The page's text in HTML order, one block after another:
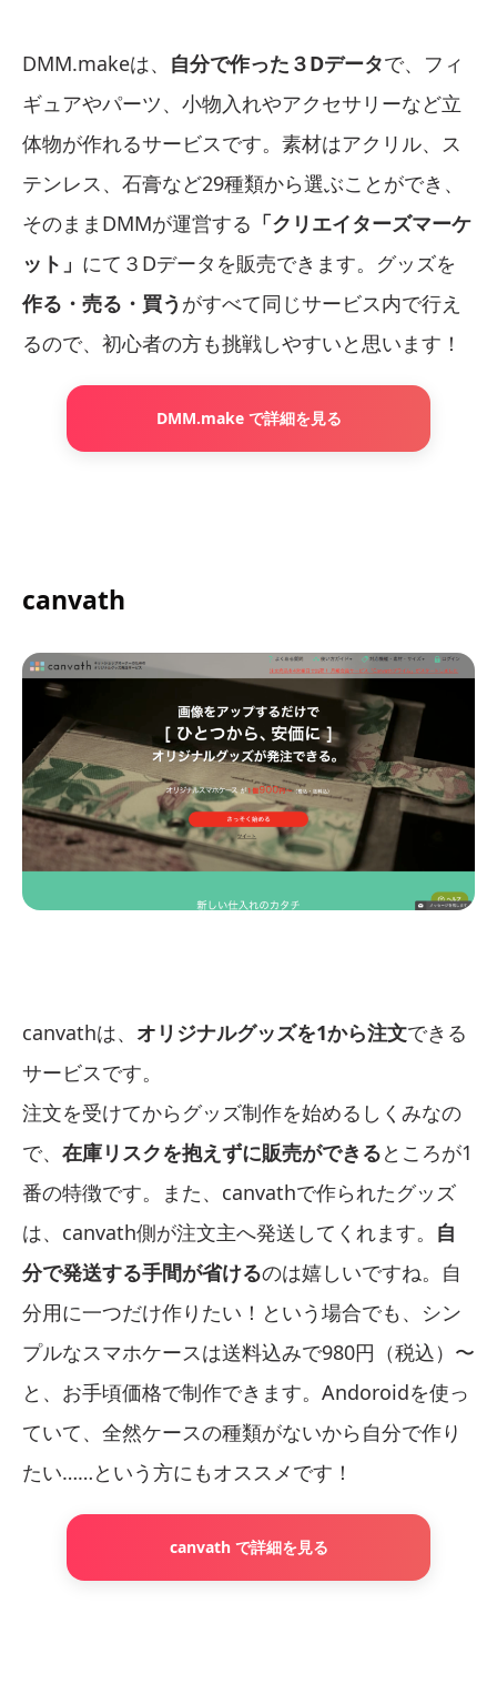
DMM.makeは、 自分で作った３Dデータで、フィ
ギュアやパーツ、小物入れやアクセサリーなど立
体物が作れるサービスです。素材はアクリル、ス
テンレス、石膏など29種類から選ぶことができ、
そのままDMMが運営する 「クリエイターズマーケ
ット」 にて３Dデータを販売できます。グッズを
作る・売る・買う がすべて同じサービス内で行え
るので、初心者の方も挑戦しやすいと思います！
DMM.make で詳細を見る
canvath
canvathは、 オリジナルグッズを1から注文できる
サービスです。
注文を受けてからグッズ制作を始めるしくみなの
で、 在庫リスクを抱えずに販売ができるところが1
番の特徴です。また、canvathで作られたグッズ
は、canvath側が注文主へ発送してくれます。 自
分で発送する手間が省けるのは嬉しいですね。自
分用に一つだけ作りたい！という場合でも、シン
プルなスマホケースは送料込みで980円（税込）〜
と、お手頃価格で制作できます。Andoroidを使っ
ていて、全然ケースの種類がないから自分で作り
たい……という方にもオススメです！
canvath で詳細を見る